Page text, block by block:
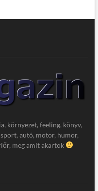
környezet, feeling, könyv,
autó, motor, humor,
meg amit akartok